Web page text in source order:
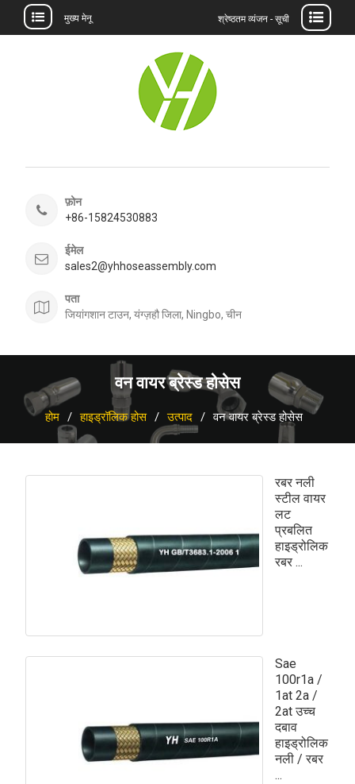
मुख्य मेनू श्रेष्ठतम व्यंजन - सूची
फ़ोन
+86-15824530883
ईमेल
sales2@yhhoseassembly.com
पता
जियांगशान टाउन, यंग्ज़हौ जिला, Ningbo, चीन
वन वायर ब्रेस्ड होसेस
होम हाइड्रॉलिक होस उत्पाद वन वायर ब्रेस्ड होसेस
रबर नली
स्टील वायर
लट
प्रबलित
हाइड्रोलिक
रबर ...
Sae
100r1a /
1at 2a /
2at उच्च
दबाव
हाइड्रोलिक
नली / रबर
...